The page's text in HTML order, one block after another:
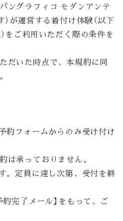
ングラフィコ モダンアンテ
）が運営する着付け体験（以下
をご利用いただく際の条件を
だいた時点で、本規約に同
約フォームからのみ受け付け
は承っておりません。
。定員に達し次第、受付を終
完了メール】をもって、ご